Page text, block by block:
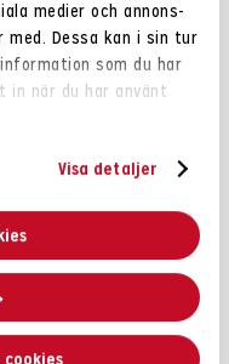
medier och annons-
med. Dessa kan i sin tur
som du har
in när du har använt
Visa detaljer
cookies
vegetabilisk olja